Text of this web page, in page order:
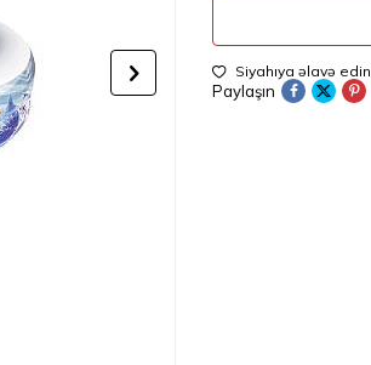
Siyahıya əlavə edin
Paylaşın